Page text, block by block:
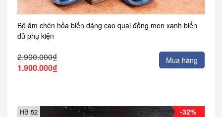
Bộ ấm chén hỏa biến dáng cao quai đồng men xanh biển
đủ phụ kiện
2.900.000₫
1.900.000₫
Mua hàng
-32%
HB 52